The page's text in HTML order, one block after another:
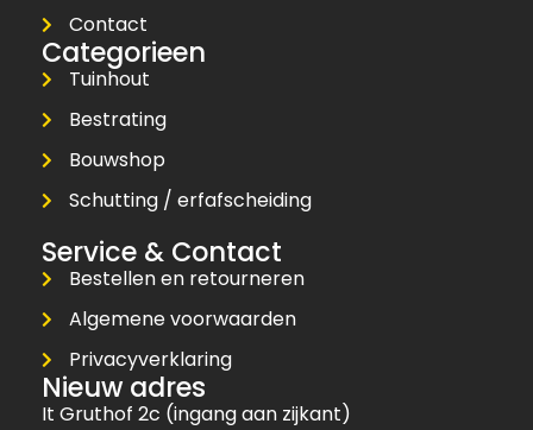
Contact
Categorieen
Tuinhout
Bestrating
Bouwshop
Schutting / erfafscheiding
Service & Contact
Bestellen en retourneren
Algemene voorwaarden
Privacyverklaring
Nieuw adres
It Gruthof 2c (ingang aan zijkant)